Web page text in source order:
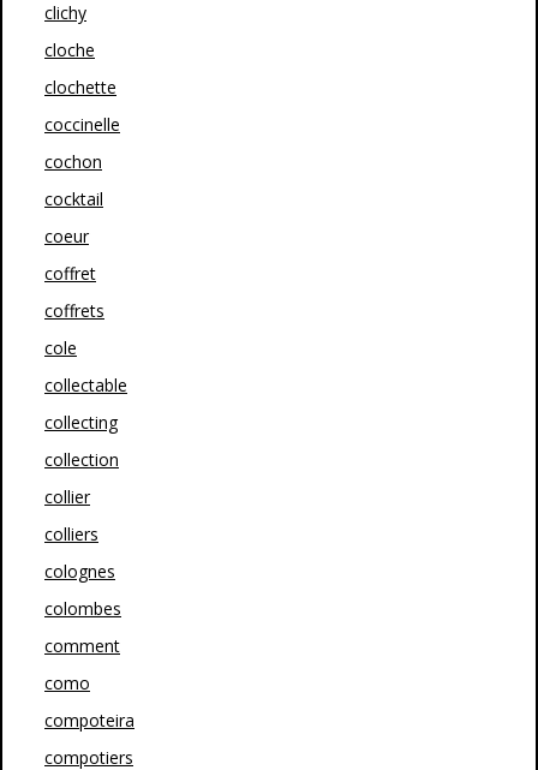
clichy
cloche
clochette
coccinelle
cochon
cocktail
coeur
coffret
coffrets
cole
collectable
collecting
collection
collier
colliers
colognes
colombes
comment
como
compoteira
compotiers